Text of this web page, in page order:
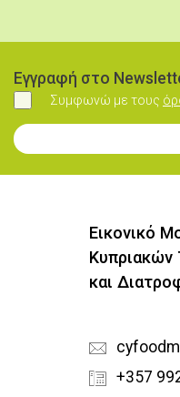
Εγγραφή στο
Συμφωνώ
Συμφωνώ με τους
Εγγραφή στο
Εικονικό
και
+357